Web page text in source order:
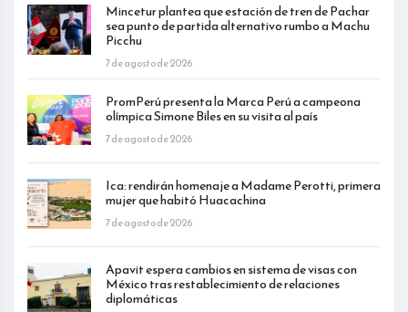
Mincetur plantea que estación de tren de Pachar
sea punto de partida alternativo rumbo a Machu
Picchu
7 de agosto de 2026
PromPerú presenta la Marca Perú a campeona
olímpica Simone Biles en su visita al país
7 de agosto de 2026
Ica: rendirán homenaje a Madame Perotti, primera
mujer que habitó Huacachina
7 de agosto de 2026
Apavit espera cambios en sistema de visas con
México tras restablecimiento de relaciones
diplomáticas